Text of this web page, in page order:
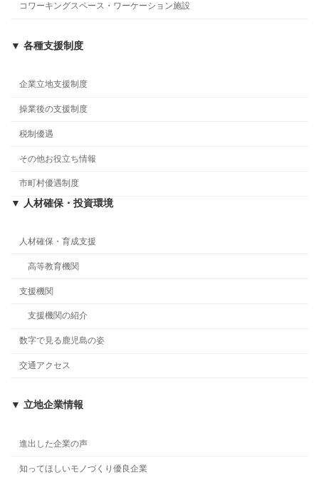
コワーキングスペース・ワーケーション施設
▼ 各種支援制度
企業立地支援制度
操業後の支援制度
税制優遇
その他お役立ち情報
市町村優遇制度
▼ 人材確保・投資環境
人材確保・育成支援
高等教育機関
支援機関
支援機関の紹介
数字で見る鹿児島の姿
交通アクセス
▼ 立地企業情報
進出した企業の声
知ってほしいモノづくり優良企業